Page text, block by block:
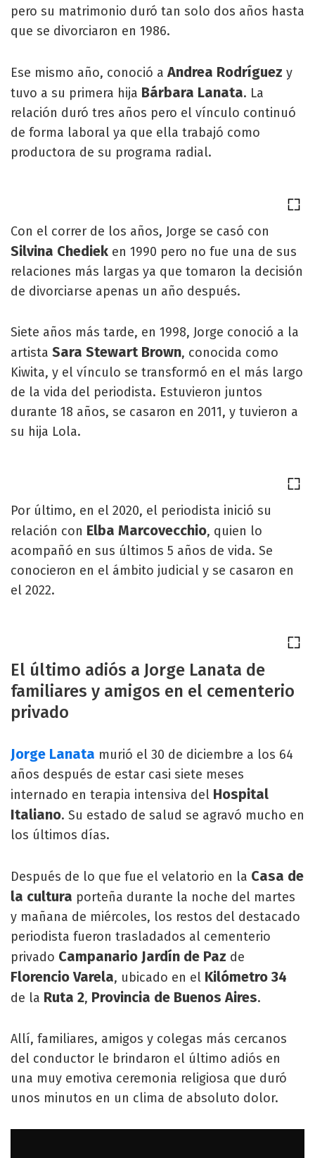
pero su matrimonio duró tan solo dos años hasta
que se divorciaron en 1986.
Ese mismo año, conoció aAndrea Rodríguez y
tuvo a su primera hija Bárbara Lanata. La
relación duró tres años pero el vínculo continuó
de forma laboral ya que ella trabajó como
productora de su programa radial.
Con el correr de los años, Jorge se casó con
Silvina Chediek en 1990 pero no fue una de sus
relaciones más largas ya que tomaron la decisión
de divorciarse apenas un año después.
Siete años más tarde, en 1998, Jorge conoció a la
artista Sara Stewart Brown, conocida como
Kiwita, y el vínculo se transformó en el más largo
de la vida del periodista. Estuvieron juntos
durante 18 años, se casaron en 2011, y tuvieron a
su hija Lola.
Por último, en el 2020, el periodista inició su
relación con Elba Marcovecchio, quien lo
acompañó en sus últimos 5 años de vida. Se
conocieron en el ámbito judicial y se casaron en
el 2022.
El último adiós a Jorge Lanata de
familiares y amigos en el cementerio
privado
Jorge Lanata murió el 30 de diciembre a los 64
años después de estar casi siete meses
internado en terapia intensiva del Hospital
Italiano. Su estado de salud se agravó mucho en
los últimos días.
Después de lo que fue el velatorio en la Casa de
la cultura porteña durante la noche del martes
y mañana de miércoles, los restos del destacado
periodista fueron trasladados al cementerio
privado Campanario Jardín de Paz de
Florencio Varela, ubicado en el Kilómetro 34
de la Ruta 2, Provincia de Buenos Aires.
Allí, familiares, amigos y colegas más cercanos
del conductor le brindaron el último adiós en
una muy emotiva ceremonia religiosa que duró
unos minutos en un clima de absoluto dolor.